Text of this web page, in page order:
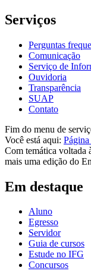
Serviços
Perguntas
Comunicação
Serviço de
Ouvidoria
Transparência
SUAP
Contato
Fim do menu de
Você está aqui:
Com temática voltada
mais uma edição do
Em destaque
Aluno
Egresso
Servidor
Guia de cursos
Estude no IFG
Concursos